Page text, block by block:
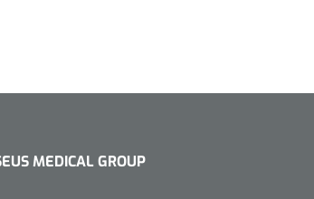
MEDICAL GROUP